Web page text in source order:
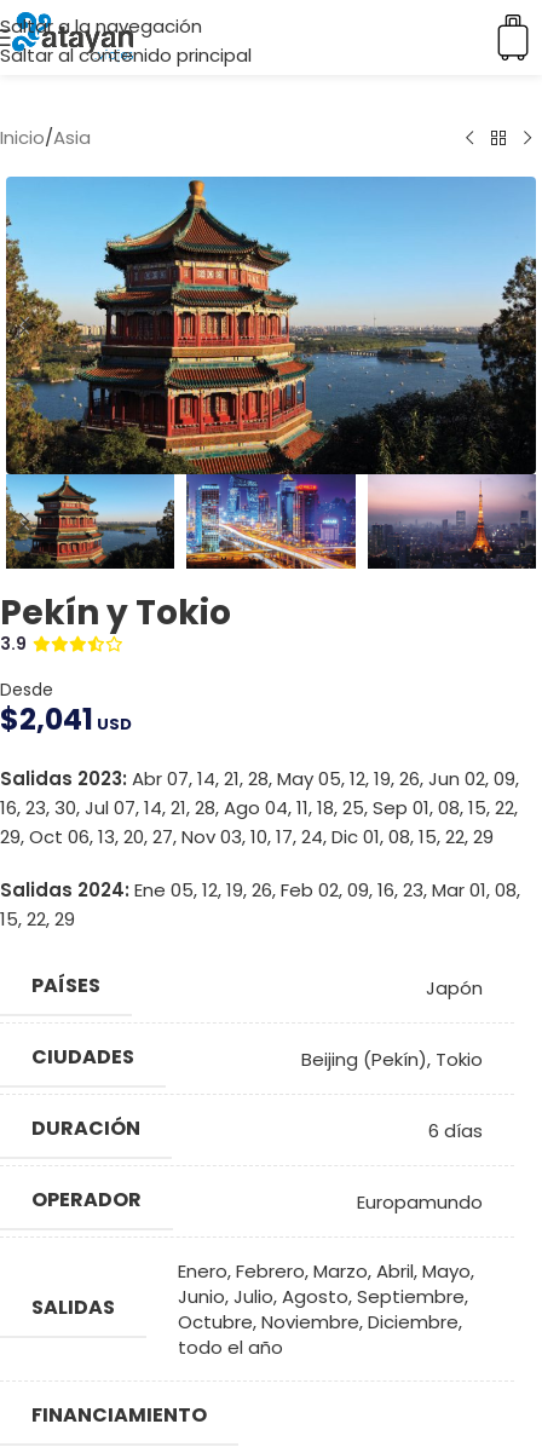
Saltar a la navegación
Saltar al contenido principal
Inicio/Asia
Pekín y Tokio
3.9
Desde
$2,041 USD
Salidas 2023: Abr 07, 14, 21, 28, May 05, 12, 19, 26, Jun 02, 09,
16, 23, 30, Jul 07, 14, 21, 28, Ago 04, 11, 18, 25, Sep 01, 08, 15, 22,
29, Oct 06, 13, 20, 27, Nov 03, 10, 17, 24, Dic 01, 08, 15, 22, 29
Salidas 2024: Ene 05, 12, 19, 26, Feb 02, 09, 16, 23, Mar 01, 08,
15, 22, 29
PAÍSES Japón
CIUDADES Beijing (Pekín), Tokio
DURACIÓN 6 días
OPERADOR Europamundo
SALIDAS
Enero,Febrero,Marzo,Abril,Mayo,
Junio,Julio,Agosto,Septiembre,
Octubre,Noviembre,Diciembre,
todo el año
FINANCIAMIENTO